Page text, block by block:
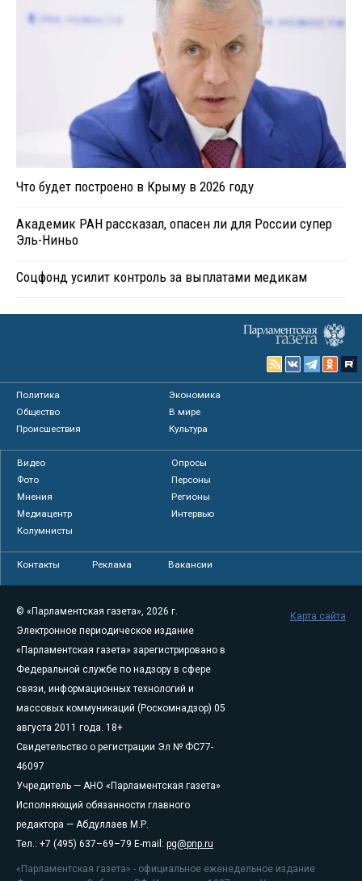
Что будет построено в Крыму в 2026 году
Академик РАН рассказал, опасен ли для России супер
Эль-Ниньо
Соцфонд усилит контроль за выплатами медикам
Политика
Экономика
Общество
В мире
Происшествия
Культура
Видео
Опросы
Фото
Персоны
Мнения
Регионы
Медиацентр
Интервью
Колумнисты
Контакты Реклама Вакансии
© «Парламентская газета», 2026 г.
Электронное периодическое издание
«Парламентская газета» зарегистрировано в
Федеральной службе по надзору в сфере
связи, информационных технологий и
массовых коммуникаций (Роскомнадзор) 05
августа 2011 года. 18+
Свидетельство о регистрации Эл № ФС77-
46097
Учредитель — АНО «Парламентская газета»
Исполняющий обязанности главного
редактора — Абдуллаев М.Р.
Тел.: +7 (495) 637–69–79 E-mail: pg@pnp.ru
«Парламентская газета» - официальное еженедельное издание
Карта сайта